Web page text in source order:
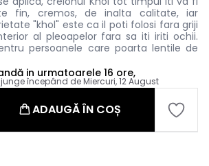
fin, cremos, de inalta calitate, iar
"khol" este ca il poti folosi fara griji
al pleoapelor fara sa iti iriti ochii.
persoanele care poarta lentile de
in urmatoarele 16 ore,
începând deMiercuri, 12 August
ADAUGĂ ÎN COȘ